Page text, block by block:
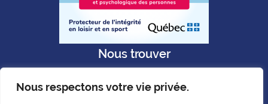
Nous respectons votre vie privée.
Nous trouver